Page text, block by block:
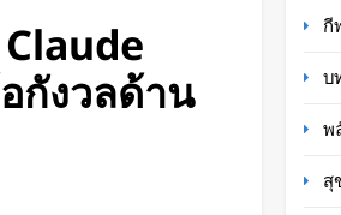
กังวลด้าน
กี
บ
พ
สุ